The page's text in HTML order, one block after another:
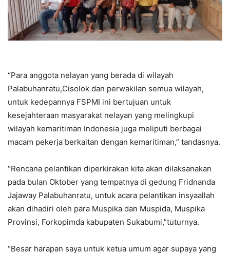
“Para anggota nelayan yang berada di wilayah
Palabuhanratu,Cisolok dan perwakilan semua wilayah,
untuk kedepannya FSPMI ini bertujuan untuk
kesejahteraan masyarakat nelayan yang melingkupi
wilayah kemaritiman Indonesia juga meliputi berbagai
macam pekerja berkaitan dengan kemaritiman,” tandasnya.
“Rencana pelantikan diperkirakan kita akan dilaksanakan
pada bulan Oktober yang tempatnya di gedung Fridnanda
Jajaway Palabuhanratu, untuk acara pelantikan insyaallah
akan dihadiri oleh para Muspika dan Muspida, Muspika
Provinsi, Forkopimda kabupaten Sukabumi,”tuturnya.
“Besar harapan saya untuk ketua umum agar supaya yang